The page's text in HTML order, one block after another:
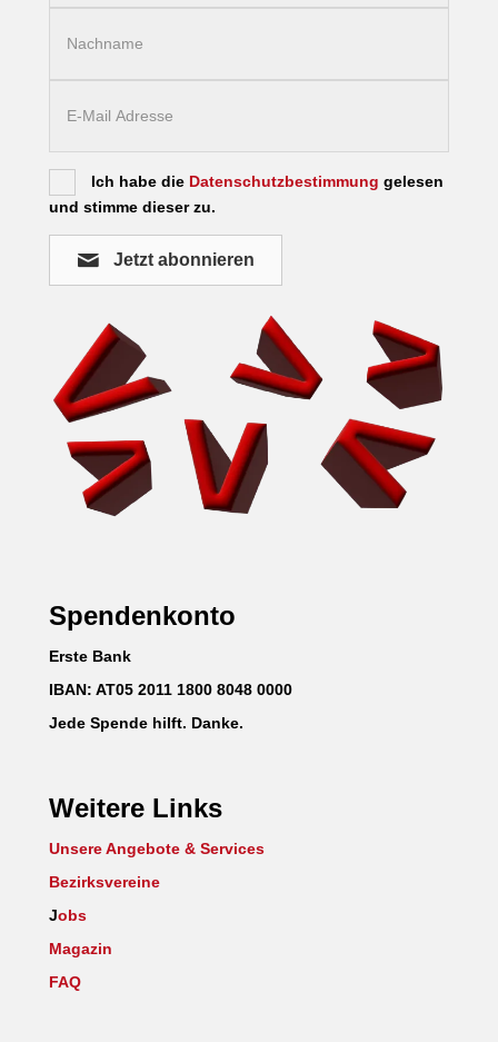
Ich habe die Datenschutzbestimmung gelesen
und stimme dieser zu.
Jetzt abonnieren
Spendenkonto
Erste Bank
IBAN: AT05 2011 1800 8048 0000
Jede Spende hilft. Danke.
Weitere Links
Unsere Angebote & Services
Bezirksvereine
Jobs
Magazin
FAQ